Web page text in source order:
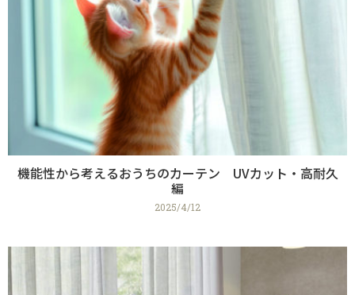
機能性から考えるおうちのカーテン UVカット・高耐久
編
2025/4/12